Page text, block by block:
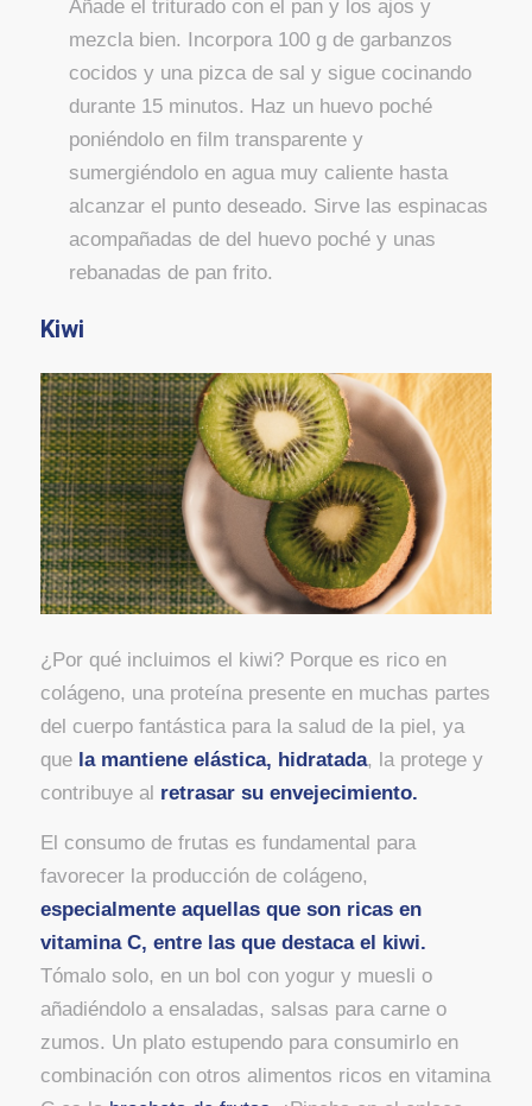
Añade el triturado con el pan y los ajos y
mezcla bien. Incorpora 100 g de garbanzos
cocidos y una pizca de sal y sigue cocinando
durante 15 minutos. Haz un huevo poché
poniéndolo en film transparente y
sumergiéndolo en agua muy caliente hasta
alcanzar el punto deseado. Sirve las espinacas
acompañadas de del huevo poché y unas
rebanadas de pan frito.
Kiwi
¿Por qué incluimos el kiwi? Porque es rico en
colágeno, una proteína presente en muchas partes
del cuerpo fantástica para la salud de la piel, ya
que la mantiene elástica, hidratada, la protege y
contribuye al retrasar su envejecimiento.
El consumo de frutas es fundamental para
favorecer la producción de colágeno,
especialmente aquellas que son ricas en
vitamina C, entre las que destaca el kiwi.
Tómalo solo, en un bol con yogur y muesli o
añadiéndolo a ensaladas, salsas para carne o
zumos. Un plato estupendo para consumirlo en
combinación con otros alimentos ricos en vitamina